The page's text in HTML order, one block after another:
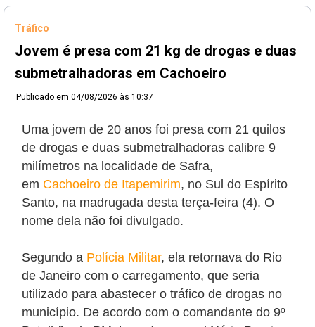
Tráfico
Jovem é presa com 21 kg de drogas e duas
submetralhadoras em Cachoeiro
Publicado em 04/08/2026 às 10:37
Uma jovem de 20 anos foi presa com 21 quilos
de drogas e duas submetralhadoras calibre 9
milímetros na localidade de Safra,
em Cachoeiro de Itapemirim, no Sul do Espírito
Santo, na madrugada desta terça-feira (4). O
nome dela não foi divulgado.
Segundo a Polícia Militar, ela retornava do Rio
de Janeiro com o carregamento, que seria
utilizado para abastecer o tráfico de drogas no
município. De acordo com o comandante do 9º